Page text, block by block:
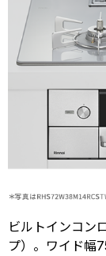
ビルトインコン
プ）。ワイド幅